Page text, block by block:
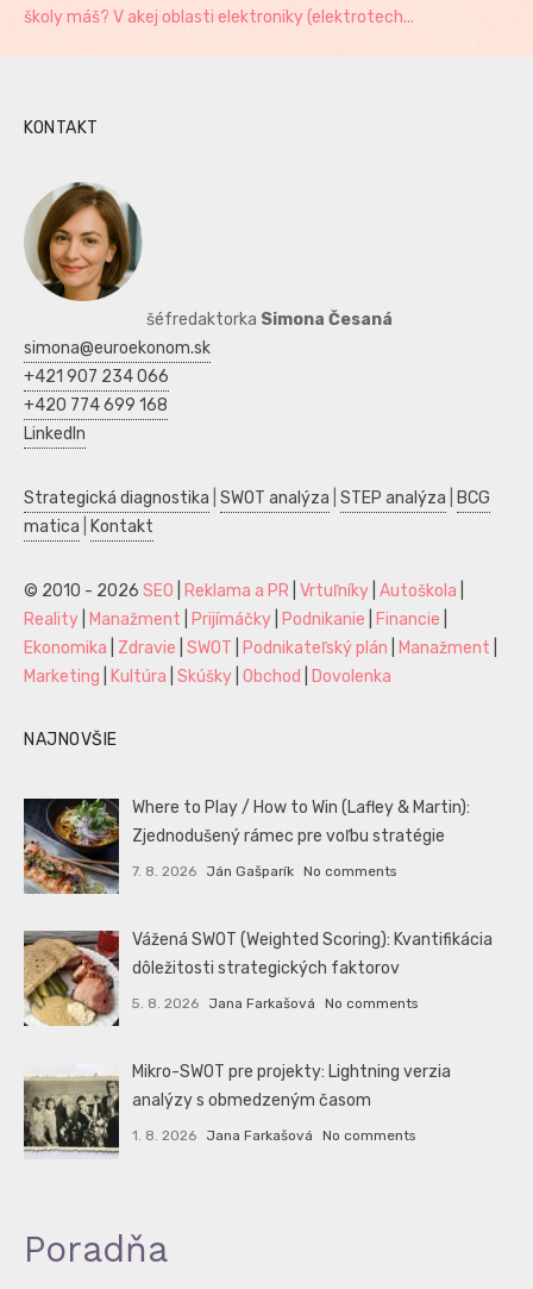
školy máš? V akej oblasti elektroniky (elektrotech...
KONTAKT
šéfredaktorka Simona Česaná
simona@euroekonom.sk
+421 907 234 066
+420 774 699 168
LinkedIn
Strategická diagnostika SWOT analýza STEP analýza
BCG
matica
Kontakt
© 2010 - 2026 SEO Reklama a PR Vrtuľníky Autoškola
Reality
Manažment Prijímáčky Podnikanie Financie
Ekonomika
Zdravie SWOT Podnikateľský plán Manažment
Marketing
Kultúra Skúšky Obchod Dovolenka
NAJNOVŠIE
Where to Play / How to Win (Lafley & Martin):
Zjednodušený rámec pre voľbu stratégie
7. 8. 2026 Ján Gašparík No comments
Vážená SWOT (Weighted Scoring): Kvantifikácia
dôležitosti strategických faktorov
5. 8. 2026 Jana Farkašová No comments
Mikro-SWOT pre projekty: Lightning verzia
analýzy s obmedzeným časom
1. 8. 2026 Jana Farkašová No comments
Poradňa